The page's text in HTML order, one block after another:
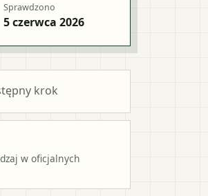
Sprawdzono
5 czerwca 2026
krok
w oficjalnych